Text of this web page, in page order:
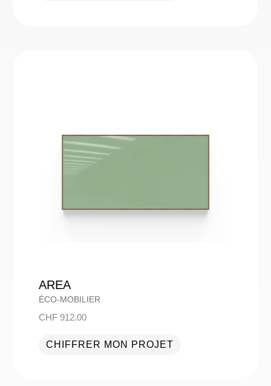
AREA
ÉCO-MOBILIER
CHF912.00
CHIFFRER MON PROJET